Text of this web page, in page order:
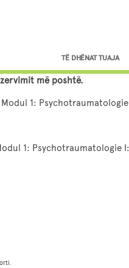
TË DHËNAT TUAJA
më poshtë.
1:
1: Psychotraumatologie